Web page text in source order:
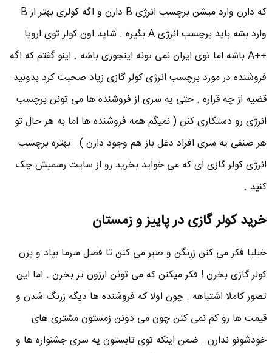
که دارن وارد میشن برچسب انرژی B دارن و اگه کولری بهتر از B
وارد بشه باید برچسب انرژی A بگیره . شاید اون کولر توی اروپا
++A باشه اما توی ایران نمی تونه اینجوری باشه . اینو گفتم که اگه
فروشنده در مورد برچسب انرژی کولر گازی زیاد صحبت کرد بدونید
قضیه از چه قراره . حتی یه سری از فروشنده ها می تونن برچسب
انرژی رو دستکاری کنن ( نمیگم همه فروشنده ها اما به هر حال تو
هر صنفی یه سری افراد دغل باز هم وجود دارن ) . بهتره برچسب
انرژی کولر گازی ای که می خواید بخرید رو از سایت رسمیش چک
کنید .
خرید کولر گازی در پاییز و زمستان
خیلیا فکر می کنن زرنگن و صبر می کنن تا فصل سرما بیاد و برن
کولر گازی بخرن ! فکر میکنن که می تونن ارزون تر بخرن . اما این
تصور کاملا اشتباهه . چون اولا که فروشنده ها دیگه زرنگ شدن و
قیمت ها رو کم نمی کنن چون می دونن زمستون مشتری های
خودشونو ندارن . ضمن اینکه توی تابستون یه سری جشنواره ها و